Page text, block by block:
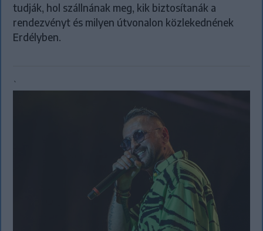
tudják, hol szállnának meg, kik biztosítanák a
rendezvényt és milyen útvonalon közlekednének
Erdélyben.
`